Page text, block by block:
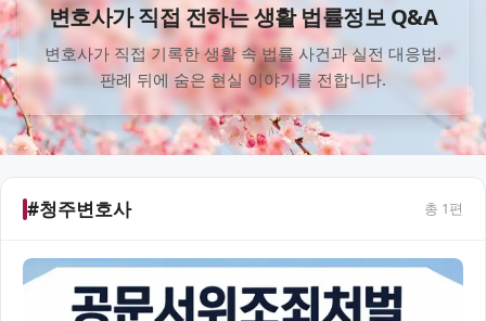
변호사가 직접 전하는 생활 법률정보 Q&A
변호사가 직접 기록한 생활 속 법률 사건과 실전 대응법.
판례 뒤에 숨은 현실 이야기를 전합니다.
#청주변호사 총 1편